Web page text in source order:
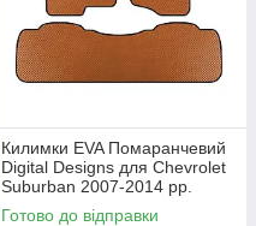
Килимки EVA Помаранчевий
Digital Designs для Chevrolet
Suburban 2007-2014 рр.
Етилвінілацетат
Готово до відправки